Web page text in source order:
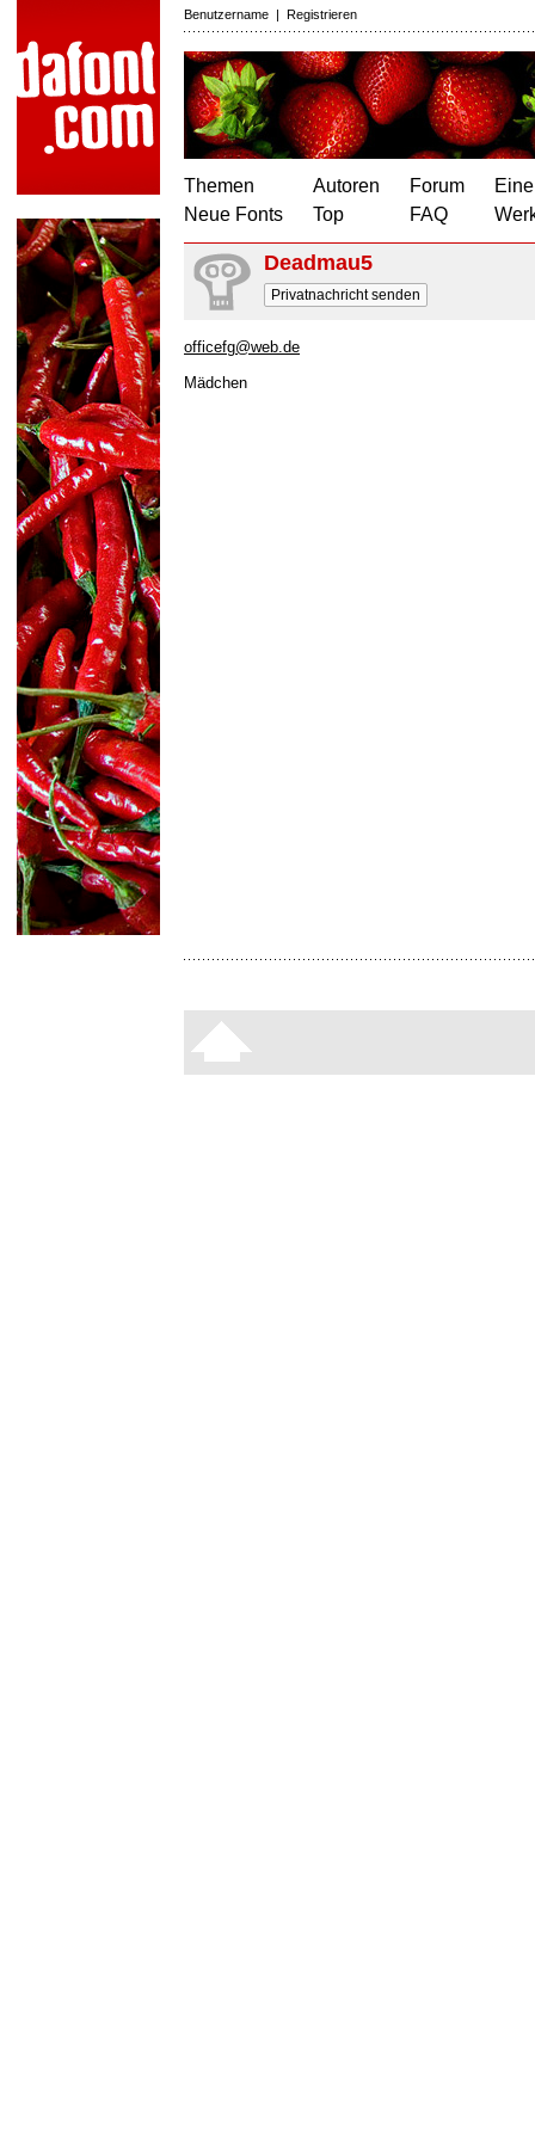
Benutzername | Registrieren
Themen
Neue Fonts
Autoren
Top
Forum
FAQ
Deadmau5
Privatnachricht senden
officefg@web.de
Mädchen